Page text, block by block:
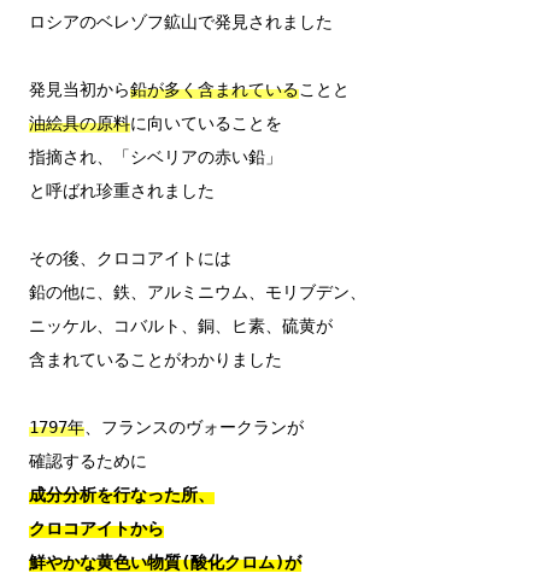
ロシアのベレゾフ鉱山で発見されました
発見当初から鉛が多く含まれている
油絵具の原料に向いていることを
指摘され、「シベリアの赤い鉛」
と呼ばれ珍重されました
その後、クロコアイトには
鉛の他に、鉄、アルミニウム、モリブデン、
ニッケル、コバルト、銅、ヒ素、硫黄が
含まれていることがわかりました
1797年 、フランスのヴォークランが
成分分析を行なった所、
クロコアイトから
鮮やかな黄色い物質(酸化クロム)が